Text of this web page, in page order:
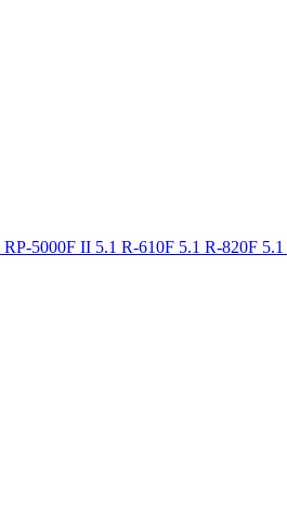
RP-5000F II 5.1 R-610F 5.1 R-820F 5.1